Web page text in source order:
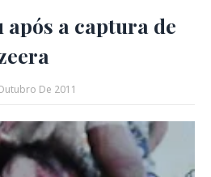
a captura de
De 2011